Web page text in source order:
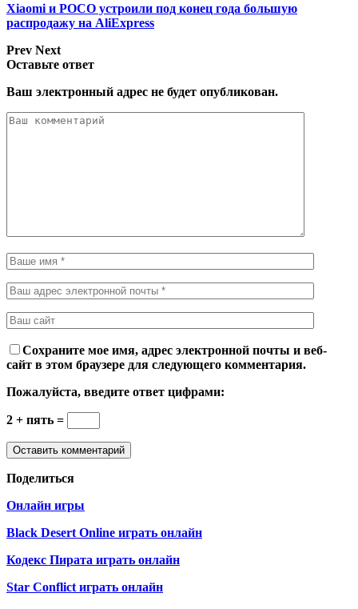
Xiaomi и POCO устроили под конец года большую
распродажу на AliExpress
Prev Next
Оставьте ответ
Ваш электронный адрес не будет опубликован.
Сохраните мое имя, адрес электронной почты и веб-
сайт в этом браузере для следующего комментария.
Пожалуйста, введите ответ цифрами:
2 + пять =
Поделиться
Онлайн игры
Black Desert Online играть онлайн
Кодекс Пирата играть онлайн
Star Conflict играть онлайн